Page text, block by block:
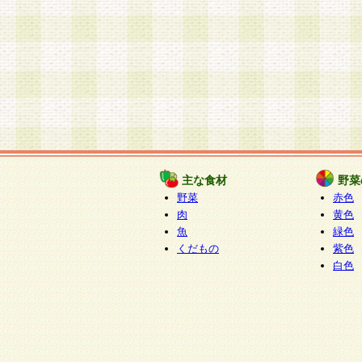
主な食材
野菜
肉
魚
くだもの
野
赤色
黄色
緑色
紫色
白色